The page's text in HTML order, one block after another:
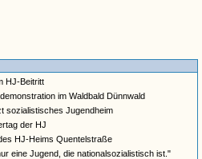
HJ-Beitritt
im Waldbald Dünnwald
sozialistisches Jugendheim
der HJ
HJ-Heims Quentelstraße
eine Jugend, die nationalsozialistisch ist."